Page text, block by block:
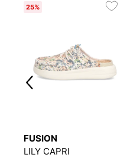
25%
FUSION
LILY CAPRI